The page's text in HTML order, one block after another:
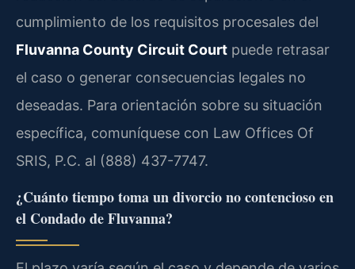
cumplimiento de los requisitos procesales del
Fluvanna County Circuit Court puede retrasar
el caso o generar consecuencias legales no
deseadas. Para orientación sobre su situación
específica, comuníquese con Law Offices Of
SRIS, P.C. al (888) 437-7747.
¿Cuánto tiempo toma un divorcio no contencioso en
el Condado de Fluvanna?